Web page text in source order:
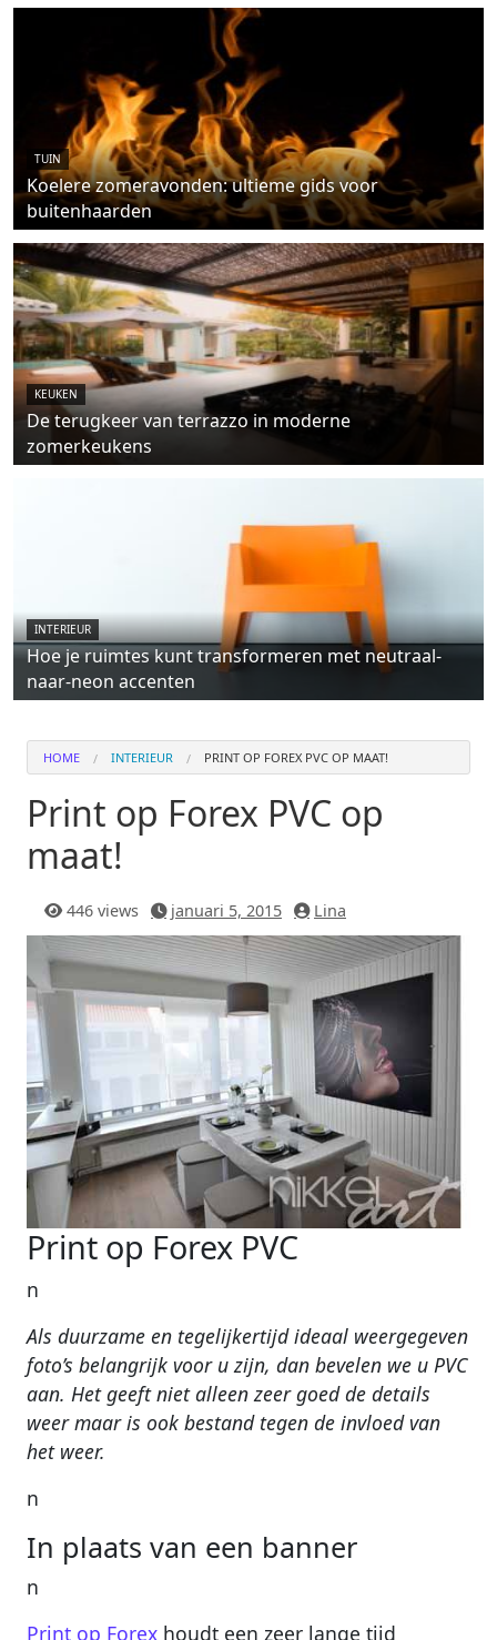
TUIN
Koelere zomeravonden: ultieme gids voor
buitenhaarden
KEUKEN
De terugkeer van terrazzo in moderne
zomerkeukens
INTERIEUR
Hoe je ruimtes kunt transformeren met neutraal-
naar-neon accenten
HOME INTERIEUR PRINT OP FOREX PVC OP MAAT!
Print op Forex PVC op
maat!
446 views januari 5, 2015 Lina
Print op Forex PVC
n
Als duurzame en tegelijkertijd ideaal weergegeven
foto’s belangrijk voor u zijn, dan bevelen we u PVC
aan. Het geeft niet alleen zeer goed de details
weer maar is ook bestand tegen de invloed van
het weer.
n
In plaats van een banner
n
Print op Forex houdt een zeer lange tijd